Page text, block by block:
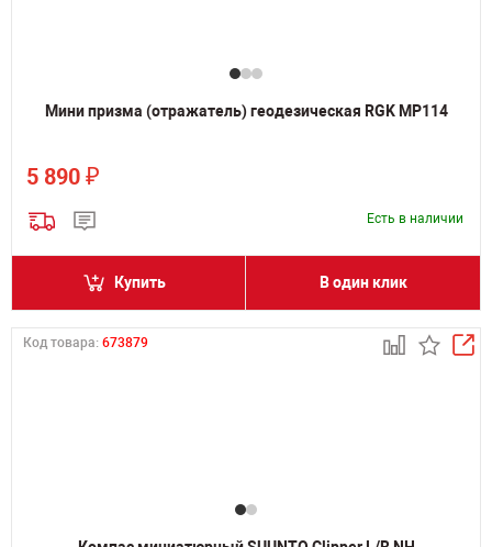
Мини призма (отражатель) геодезическая RGK MP114
5 890 ₽
Есть в наличии
Купить В один клик
Код товара: 673879